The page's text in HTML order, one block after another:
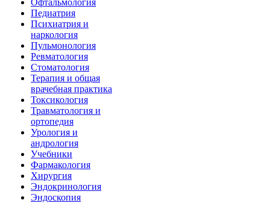
Офтальмология
Педиатрия
Психиатрия и
наркология
Пульмонология
Ревматология
Стоматология
Терапия и общая
врачебная практика
Токсикология
Травматология и
ортопедия
Урология и
андрология
Учебники
Фармакология
Хирургия
Эндокринология
Эндоскопия